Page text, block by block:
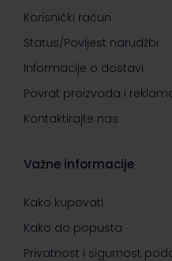
Korisnički račun
Status/Povijest narudžbi
Informacije o dostavi
Povrat proizvoda i
Kontaktirajte nas
Važne informacije
Kako kupovati
Kako do popusta
Privatnost i sigurnost